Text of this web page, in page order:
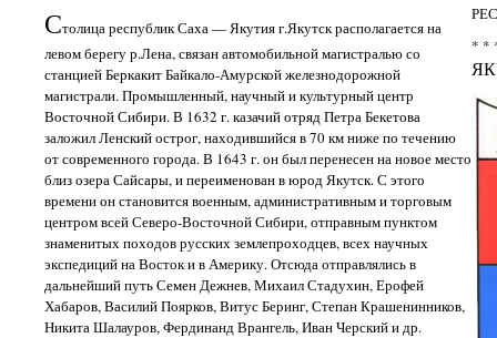
Столица республик Саха — Якутия г.Якутск располагается на
левом берегу р.Лена, связан автомобильной магистралью со
станцией Беркакит Байкало-Амурской железнодорожной
магистрали. Промышленный, научный и культурный центр
Восточной Сибири. В 1632 г. казачий отряд Петра Бекетова
заложил Ленский острог, находившийся в 70 км ниже по течению
от современного города. В 1643 г. он был перенесен на новое место
близ озера Сайсары, и переименован в юрод Якутск. С этого
времени он становится военным, административным и торговым
центром всей Северо-Восточной Сибири, отправным пунктом
знаменитых походов русских землепроходцев, всех научных
экспедиций на Восток и в Америку. Отсюда отправлялись в
дальнейший путь Семен Дежнев, Михаил Стадухин, Ерофей
Хабаров, Василий Поярков, Витус Беринг, Степан Крашенинников,
Никита Шалауров, Фердинанд Врангель, Иван Черский и др.
* *